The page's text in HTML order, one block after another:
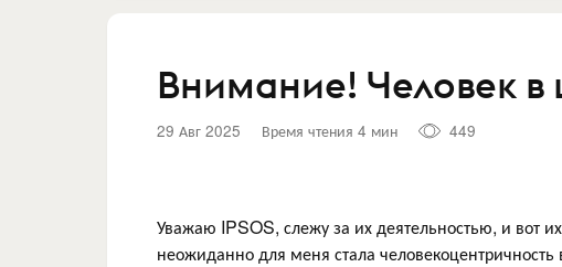
Внимание! Человек в
29 Авг 2025 Время чтения 4 мин 449
Уважаю IPSOS, слежу за их деятельностью, и вот
неожиданно для меня стала человекоцентричность